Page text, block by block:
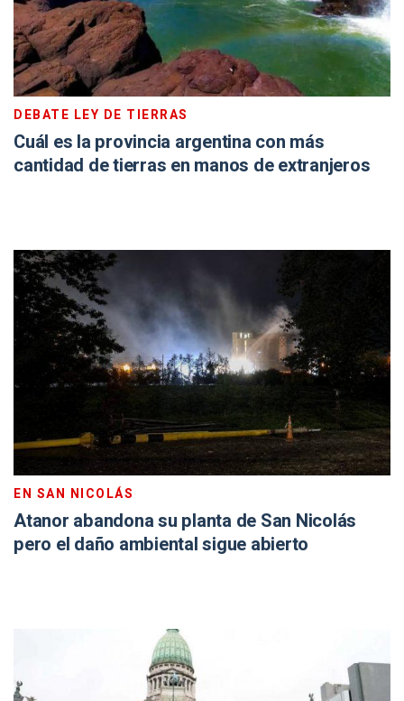
DEBATE LEY DE TIERRAS
Cuál es la provincia argentina con más
cantidad de tierras en manos de extranjeros
EN SAN NICOLÁS
Atanor abandona su planta de San Nicolás
pero el daño ambiental sigue abierto